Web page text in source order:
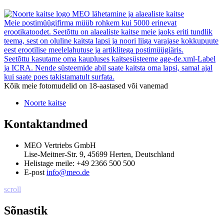
MEO lähetamine ja alaealiste kaitse
Meie postimüügifirma müüb rohkem kui 5000 erinevat
erootikatoodet. Seetõttu on alaealiste kaitse meie jaoks eriti tundlik
teema, sest on oluline kaitsta lapsi ja noori liiga varajase kokkupuute
eest erootilise meelelahutuse ja artiklitega postimüügiäris.
Seetõttu kasutame oma kaupluses kaitsesüsteeme age-de.xml-Label
ja ICRA. Nende süsteemide abil saate kaitsta oma lapsi, samal ajal
kui saate poes takistamatult surfata.
Kõik meie fotomudelid on 18-aastased või vanemad
Noorte kaitse
Kontaktandmed
MEO Vertriebs GmbH
Lise-Meitner-Str. 9, 45699 Herten, Deutschland
Helistage meile: +49 2366 500 500
E-post info@meo.de
scroll
Sõnastik